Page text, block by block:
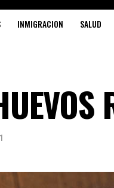
INMIGRACION SALUD